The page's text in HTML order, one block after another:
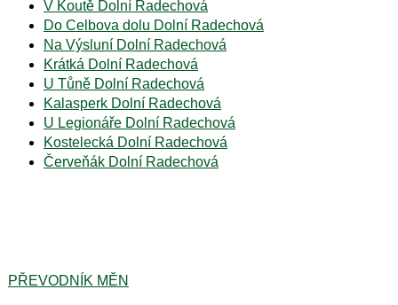
V Koutě Dolní Radechová
Do Celbova dolu Dolní Radechová
Na Výsluní Dolní Radechová
Krátká Dolní Radechová
U Tůně Dolní Radechová
Kalasperk Dolní Radechová
U Legionáře Dolní Radechová
Kostelecká Dolní Radechová
Červeňák Dolní Radechová
PŘEVODNÍK MĚN